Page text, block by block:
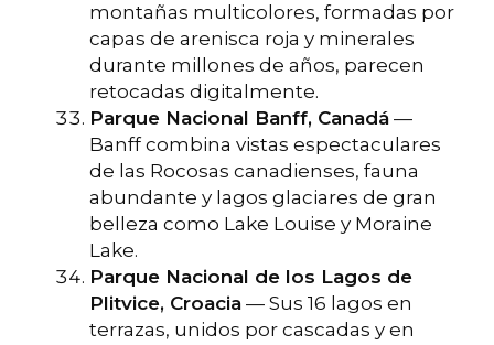
montañas multicolores, formadas por
capas de arenisca roja y minerales
durante millones de años, parecen
retocadas digitalmente.
Parque Nacional Banff, Canadá —
Banff combina vistas espectaculares
de las Rocosas canadienses, fauna
abundante y lagos glaciares de gran
belleza como Lake Louise y Moraine
Lake.
Parque Nacional de los Lagos de
Plitvice, Croacia — Sus 16 lagos en
terrazas, unidos por cascadas y en